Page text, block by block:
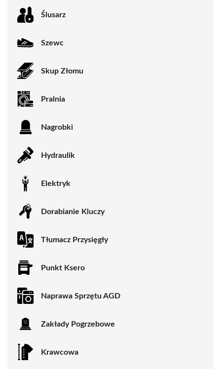
Ślusarz
Szewc
Skup Złomu
Pralnia
Nagrobki
Hydraulik
Elektryk
Dorabianie Kluczy
Tłumacz Przysięgły
Punkt Ksero
Naprawa Sprzętu AGD
Zakłady Pogrzebowe
Krawcowa